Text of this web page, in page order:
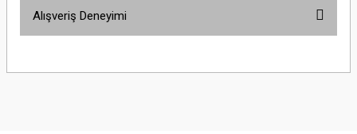
yetersiz gördüğünüz noktaları öneri formunu kullanarak tarafımıza
Alışveriş Deneyimi